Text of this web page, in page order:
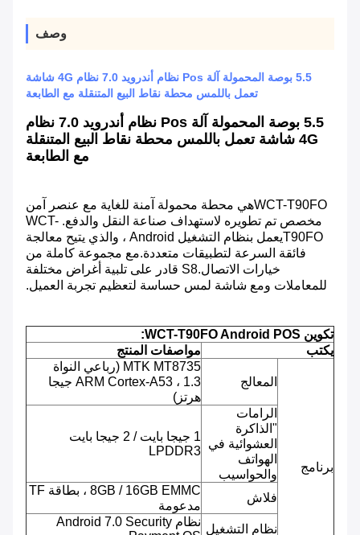
وصف
5.5 بوصة المحمولة آلة Pos نظام أندرويد 7.0 نظام 4G شاشة
تعمل باللمس محطة نقاط البيع المتنقلة مع الطابعة
5.5 بوصة المحمولة آلة Pos نظام أندرويد 7.0 نظام
4G شاشة تعمل باللمس محطة نقاط البيع المتنقلة
مع الطابعة
WCT-T90FOهي محطة محمولة آمنة للغاية مع عنصر آمن
مخصص تم تطويره لاستهداف صناعة النقل والدفع. WCT-
T90FO
يعمل بنظام التشغيل Android ، والذي يتيح معالجة
فائقة السرعة لتطبيقات متعددة.مع مجموعة كاملة من
خيارات الاتصال.S8 قادر على تلبية أغراض مختلفة
للمعاملات ومع شاشة لمس حساسة لتعظيم تجربة العميل.
تكوين WCT-T90FO Android POS:
يكتب
مواصفات المنتج
برنامج
المعالج
MTK MT8735 (رباعي النواة
ARM Cortex-A53 ، 1.3 جيجا
هرتز)
الرامات
"الذاكرة
العشوائية في
الهواتف
والحواسيب
1 جيجا بايت / 2 جيجا بايت
LPDDR3
فلاش
8GB / 16GB EMMC ، بطاقة TF
مدعومة
نظام التشغيل
نظام Android 7.0 Security